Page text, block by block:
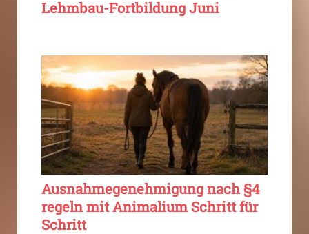
Lehmbau-Fortbildung Juni
Ausnahmegenehmigung nach §4
regeln mit Animalium Schritt für
Schritt